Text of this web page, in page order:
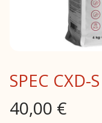
SPEC CXD-
40,00 €